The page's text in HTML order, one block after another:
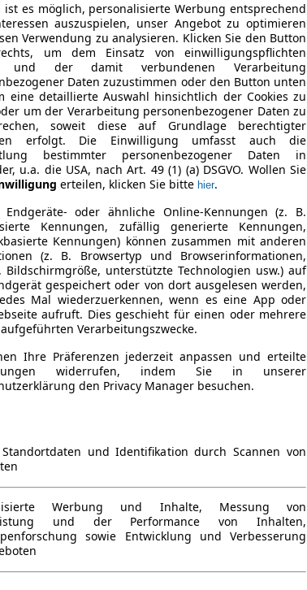
ist es möglich, personalisierte Werbung entsprechend
auszuspielen, unser Angebot zu optimieren
Verwendung zu analysieren. Klicken Sie den Button
um dem Einsatz von einwilligungspflichten
und der damit verbundenen Verarbeitung
Daten zuzustimmen oder den Button unten
eine detaillierte Auswahl hinsichtlich der Cookies zu
um der Verarbeitung personenbezogener Daten zu
soweit diese auf Grundlage berechtigter
erfolgt. Die Einwilligung umfasst auch die
bestimmter personenbezogener Daten in
u.a. die USA, nach Art. 49 (1) (a) DSGVO. Wollen Sie
erteilen, klicken Sie bitte hier.
Endgeräte- oder ähnliche Online-Kennungen (z. B.
Kennungen, zufällig generierte Kennungen,
Kennungen) können zusammen mit anderen
(z. B. Browsertyp und Browserinformationen,
Bildschirmgröße, unterstützte Technologien usw.) auf
gespeichert oder von dort ausgelesen werden,
Mal wiederzuerkennen, wenn es eine App oder
aufruft. Dies geschieht für einen oder mehrere
Verarbeitungszwecke.
Ihre Präferenzen jederzeit anpassen und erteilte
widerrufen, indem Sie in unserer
den Privacy Manager besuchen.
Standortdaten und Identifikation durch Scannen von
Werbung und Inhalte, Messung von
und der Performance von Inhalten,
sowie Entwicklung und Verbesserung